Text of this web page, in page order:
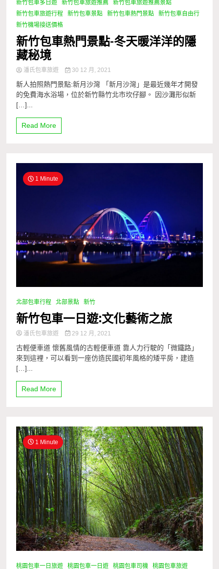
新竹包車多日遊
新竹包車旅遊推薦
新竹包車旅遊推薦景點
新竹包車旅遊行程
新竹包車景點 新竹包車熱門景點
新竹包車自由行
新竹機場接送價格
新竹包車熱門景點-冬天暖洋洋的隱
藏秘境
潘氏包車旅遊 30 12 月, 2021
新人拍照熱門景點:新月沙灣 「新月沙灣」是最近幾年才開發
的免費海水浴場，位於新竹縣竹北市坎仔腳。 因沙灘形似新
[…]...
Read More
1 Minute
北部包車行程 北部景點 新竹
新竹包車一日遊:文化藝術之旅
潘氏包車旅遊 29 12 月, 2021
古輕便車道 懷舊風情的古輕便車道 靠人力行駛的「微鐵路」
來到這裡，可以看到一座仿造民國初年風格的矮平房，建造
[…]...
Read More
1 Minute
桃園包車一日旅遊 桃園包車一日遊 桃園包車司機 桃園包車旅遊